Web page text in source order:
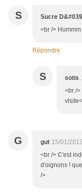
S Sucre
<br />
Répondre
S sotis
<br /
G gut 15/01/
<br /> C'est
d'oignons !
/>